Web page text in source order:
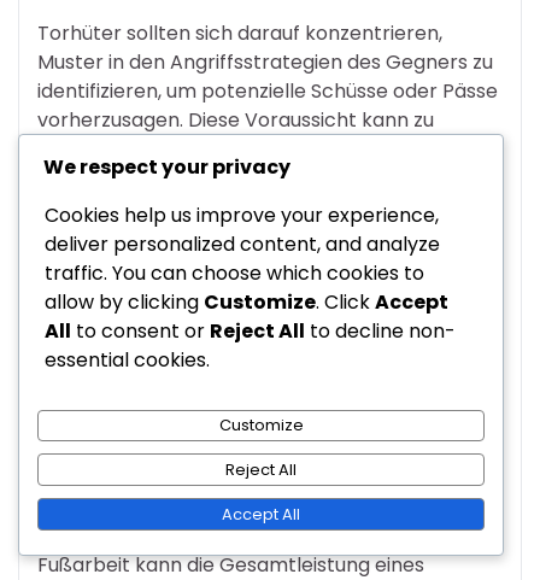
Torhüter sollten sich darauf konzentrieren,
Muster in den Angriffsstrategien des Gegners zu
identifizieren, um potenzielle Schüsse oder Pässe
vorherzusagen. Diese Voraussicht kann zu
Reaktionen in entscheidenden Momenten
führen.
Bedeutung des Fußwerks
Das Fußwerk ist für Torhüter in der 4-3-2-1-
Formation von entscheidender Bedeutung, da es
direkt ihre Fähigkeit beeinflusst, sich schnell und
schnelle seitliche Bewegungen und hilft, das
Gleichgewicht beim Tauchen oder Springen zu
halten.
Das Üben von Beweglichkeitsübungen und
Fußarbeit kann die Gesamtleistung eines
We respect your privacy
Cookies help us improve your experience,
deliver personalized content, and analyze
traffic. You can choose which cookies to
allow by clicking Customize. ClickAccept
All to consent or Reject All to decline non-
essential cookies.
Customize
Reject All
Accept All